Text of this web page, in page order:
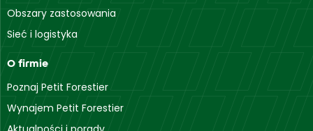
Obszary zastosowania
Sieć i logistyka
O firmie
Poznaj Petit Forestier
Wynajem Petit Forestier